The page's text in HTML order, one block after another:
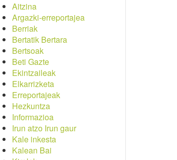
Aitzina
Argazki-erreportajea
Berriak
Bertatik Bertara
Bertsoak
Beti Gazte
Ekintzaileak
Elkarrizketa
Erreportajeak
Hezkuntza
Informazioa
Irun atzo Irun gaur
Kale inkesta
Kalean Bai